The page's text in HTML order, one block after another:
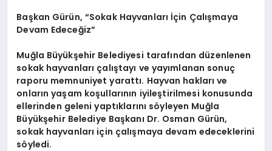
Başkan Gürün, “Sokak Hayvanları İçin Çalışmaya
Devam Edeceğiz”
Muğla Büyükşehir Belediyesi tarafından düzenlenen
sokak hayvanları çalıştayı ve yayımlanan sonuç
raporu memnuniyet yarattı. Hayvan hakları ve
onların yaşam koşullarının iyileştirilmesi konusunda
ellerinden geleni yaptıklarını söyleyen Muğla
Büyükşehir Belediye Başkanı Dr. Osman Gürün,
sokak hayvanları için çalışmaya devam edeceklerini
söyledi.